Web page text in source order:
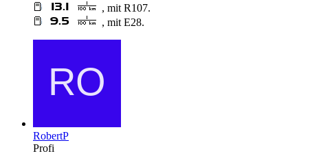
, mit R107.
, mit E28.
RobertP
Profi